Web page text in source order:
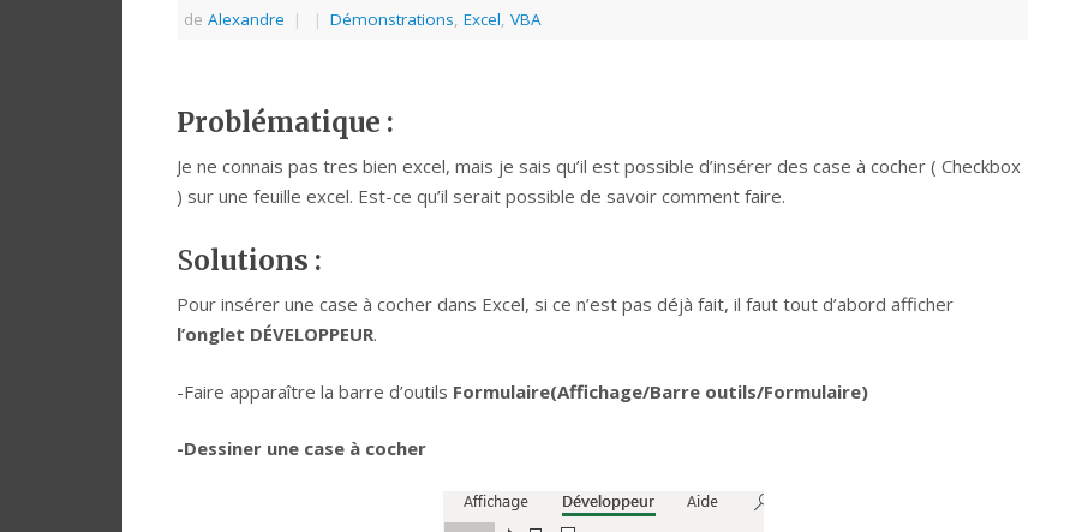
de Alexandre | | Démonstrations Excel VBA
Problématique :
Je ne connais pas tres bien excel, mais je sais qu’il est possible d’insérer des case à cocher ( Checkbox
) sur une feuille excel. Est-ce qu’il serait possible de savoir comment faire.
Solutions :
Pour insérer une case à cocher dans Excel, si ce n’est pas déjà fait, il faut tout d’abord afficher
l’onglet DÉVELOPPEUR.
-Faire apparaître la barre d’outils Formulaire(Affichage/Barre outils/Formulaire)
-Dessiner une case à cocher